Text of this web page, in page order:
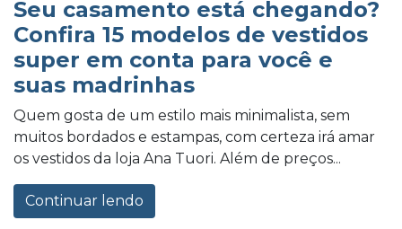
Seu casamento está chegando?
Confira 15 modelos de vestidos
super em conta para você e
suas madrinhas
Quem gosta de um estilo mais minimalista, sem
muitos bordados e estampas, com certeza irá amar
os vestidos da loja Ana Tuori. Além de preços...
Continuar lendo